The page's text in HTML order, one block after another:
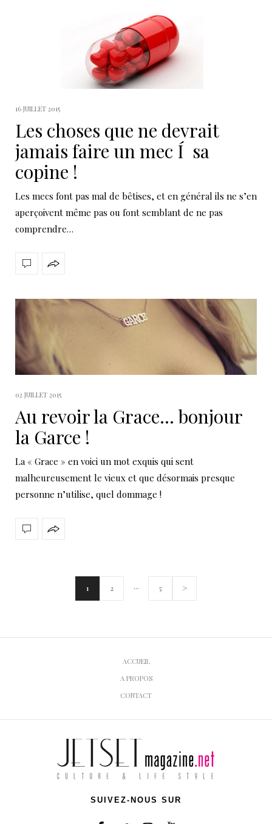
16 JUILLET 2015
Les choses que ne devrait
jamais faire un mec Í sa
copine !
Les mecs font pas mal de bêtises, et en général ils ne s’en
aperçoivent même pas ou font semblant de ne pas
comprendre…
02 JUILLET 2015
Au revoir la Grace… bonjour
la Garce !
La « Grace » en voici un mot exquis qui sent
malheureusement le vieux et que désormais presque
personne n’utilise, quel dommage !
1 2 … 5 >
ACCUEIL
A PROPOS
CONTACT
SUIVEZ-NOUS SUR